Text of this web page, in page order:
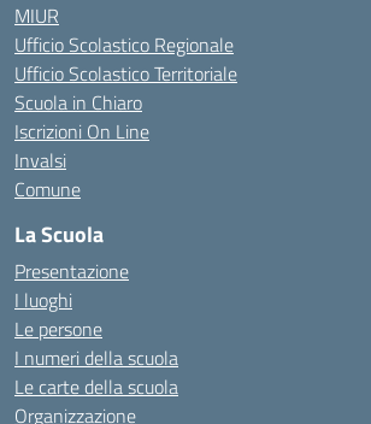
MIUR
Ufficio Scolastico Regionale
Ufficio Scolastico Territoriale
Scuola in Chiaro
Iscrizioni On Line
Invalsi
Comune
La Scuola
Presentazione
I luoghi
Le persone
I numeri della scuola
Le carte della scuola
Organizzazione